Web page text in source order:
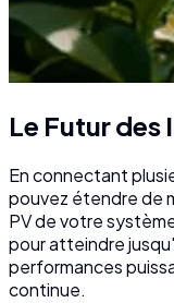
Le Futur des
En connectant
pouvez étendre de
PV de votre
pour atteindre
performances
continue.